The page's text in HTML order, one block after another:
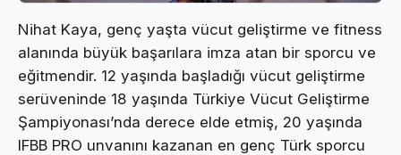
Nihat Kaya, genç yaşta vücut geliştirme ve fitness
alanında büyük başarılara imza atan bir sporcu ve
eğitmendir. 12 yaşında başladığı vücut geliştirme
serüveninde 18 yaşında Türkiye Vücut Geliştirme
Şampiyonası’nda derece elde etmiş, 20 yaşında
IFBB PRO unvanını kazanan en genç Türk sporcu